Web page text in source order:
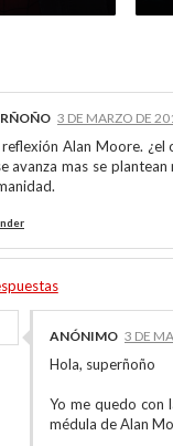
3 DE MARZO DE
Alan Moore. ¿el
avanza mas se
ANÓNIMO 3 DE
Hola, superñoño
Yo me quedo con
médula de Alan